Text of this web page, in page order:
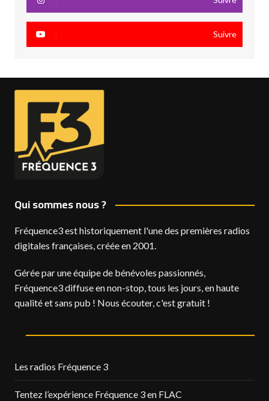
Suivre
Qui sommes nous ?
Fréquence3 est historiquement l'une des premières radios
digitales françaises, créée en 2001.
Gérée par une équipe de bénévoles passionnés,
Fréquence3 diffuse en non-stop, tous les jours, en haute
qualité et sans pub ! Nous écouter, c'est gratuit !
Les radios Fréquence 3
Tentez l’expérience Fréquence 3 en FLAC